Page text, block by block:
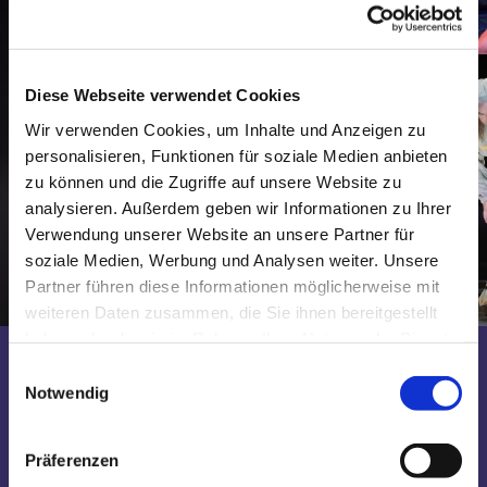
Diese Webseite verwendet Cookies
Wir verwenden Cookies, um Inhalte und Anzeigen zu
personalisieren, Funktionen für soziale Medien anbieten
zu können und die Zugriffe auf unsere Website zu
analysieren. Außerdem geben wir Informationen zu Ihrer
Verwendung unserer Website an unsere Partner für
soziale Medien, Werbung und Analysen weiter. Unsere
Partner führen diese Informationen möglicherweise mit
weiteren Daten zusammen, die Sie ihnen bereitgestellt
Notwendig
Präferenzen
Copyright ©: Axel Martens, Sinje Hasheider Animation anhalten